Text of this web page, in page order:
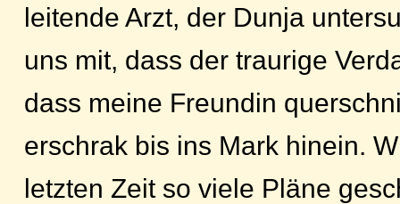
leitende Arzt, der Dunja
uns mit, dass der traurige
dass meine Freundin
erschrak bis ins Mark hinein.
letzten Zeit so viele Pläne